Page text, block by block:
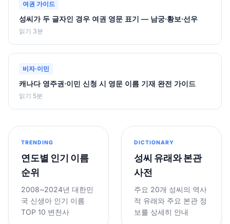
여권 가이드
성씨가 두 글자인 경우 여권 영문 표기 — 남궁·황보·선우
읽기 3분
비자·이민
캐나다 영주권·이민 신청 시 영문 이름 기재 완전 가이드
읽기 5분
TRENDING
연도별 인기 이름
순위
2008~2024년 대한민
국 신생아 인기 이름
TOP 10 변천사
DICTIONARY
성씨 유래와 본관
사전
주요 20개 성씨의 역사
적 유래와 주요 본관 정
보를 상세히 안내